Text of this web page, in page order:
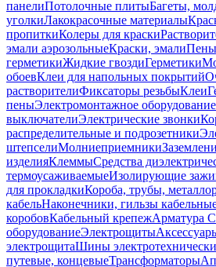
панелиПотолочные плитыБагеты,
уголкиЛакокрасочные материалы
пропиткиКолеры для краски
эмали аэрозольныеКраски, эмали
герметикиЖидкие гвоздиГерметики
обоевКлеи для напольных покрытий
растворителиФиксаторы резьбыКлеи
пеныЭлектромонтажное оборудование
выключателиЭлектрические звонки
распределительные и подрозетники
штепселиМолниеприемники
изделияКлеммыСредства
термоусаживаемыеИзолирующие
для прокладкиКороба, трубы,
кабельНаконечники, гильзы
коробовКабельный крепежАрматура
оборудованиеЭлектрощиты
электрощитаШины
путевые, концевыеТрансформаторы